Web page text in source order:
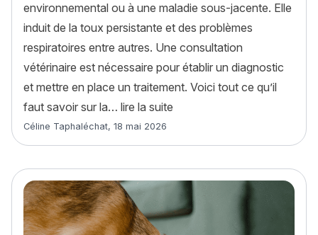
environnemental ou à une maladie sous-jacente. Elle
induit de la toux persistante et des problèmes
respiratoires entre autres. Une consultation
vétérinaire est nécessaire pour établir un diagnostic
et mettre en place un traitement. Voici tout ce qu’il
faut savoir sur la… lire la suite
Article rédigé par
Céline Taphaléchat, 18 mai 2026